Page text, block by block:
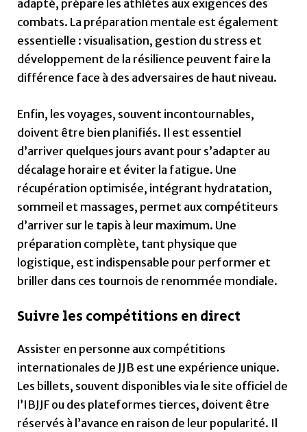
adapté, prépare les athlètes aux exigences des
combats. La préparation mentale est également
essentielle : visualisation, gestion du stress et
développement de la résilience peuvent faire la
différence face à des adversaires de haut niveau.
Enfin, les voyages, souvent incontournables,
doivent être bien planifiés. Il est essentiel
d’arriver quelques jours avant pour s’adapter au
décalage horaire et éviter la fatigue. Une
récupération optimisée, intégrant hydratation,
sommeil et massages, permet aux compétiteurs
d’arriver sur le tapis à leur maximum. Une
préparation complète, tant physique que
logistique, est indispensable pour performer et
briller dans ces tournois de renommée mondiale.
Suivre les compétitions en direct
Assister en personne aux compétitions
internationales de JJB est une expérience unique.
Les billets, souvent disponibles via le site officiel de
l’IBJJF ou des plateformes tierces, doivent être
réservés à l’avance en raison de leur popularité. Il